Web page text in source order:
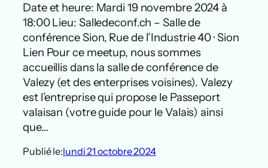
Date et heure: Mardi 19 novembre 2024 à
18:00 Lieu: Salledeconf.ch – Salle de
conférence Sion, Rue de l’Industrie 40 · Sion
Lien Pour ce meetup, nous sommes
accueillis dans la salle de conférence de
Valezy (et des enterprises voisines). Valezy
est l’entreprise qui propose le Passeport
valaisan (votre guide pour le Valais) ainsi
que…
Publié le:lundi 21 octobre 2024